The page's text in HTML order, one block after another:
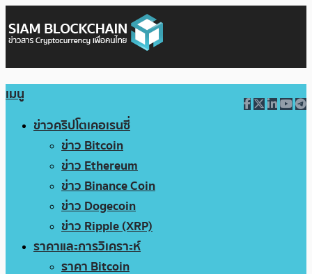
เมนู
ข่าวคริปโตเคอเรนซี่
ข่าว Bitcoin
ข่าว Ethereum
ข่าว Binance Coin
ข่าว Dogecoin
ข่าว Ripple (XRP)
ราคาและการวิเคราะห์
ราคา Bitcoin